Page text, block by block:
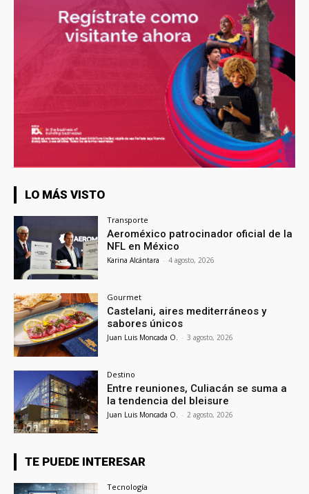
LO MÁS VISTO
Transporte
Aeroméxico patrocinador oficial de la
NFL en México
Karina Alcántara - 4 agosto, 2026
Gourmet
Castelani, aires mediterráneos y
sabores únicos
Juan Luis Moncada O. - 3 agosto, 2026
Destino
Entre reuniones, Culiacán se suma a
la tendencia del bleisure
Juan Luis Moncada O. - 2 agosto, 2026
TE PUEDE INTERESAR
Tecnología